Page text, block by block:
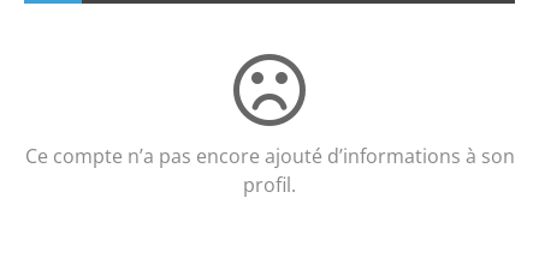
Ce compte n’a pas encore ajouté d’informations à son
profil.